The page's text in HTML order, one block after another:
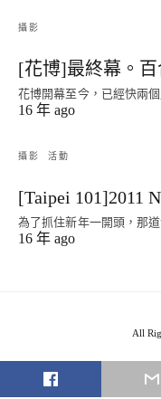
攝影
[花博]最終幕。
花博開幕至今，已經快兩個
16 年 ago
攝影 活動
[Taipei 101]2011
為了抓住新年一開頭，那道
16 年 ago
All